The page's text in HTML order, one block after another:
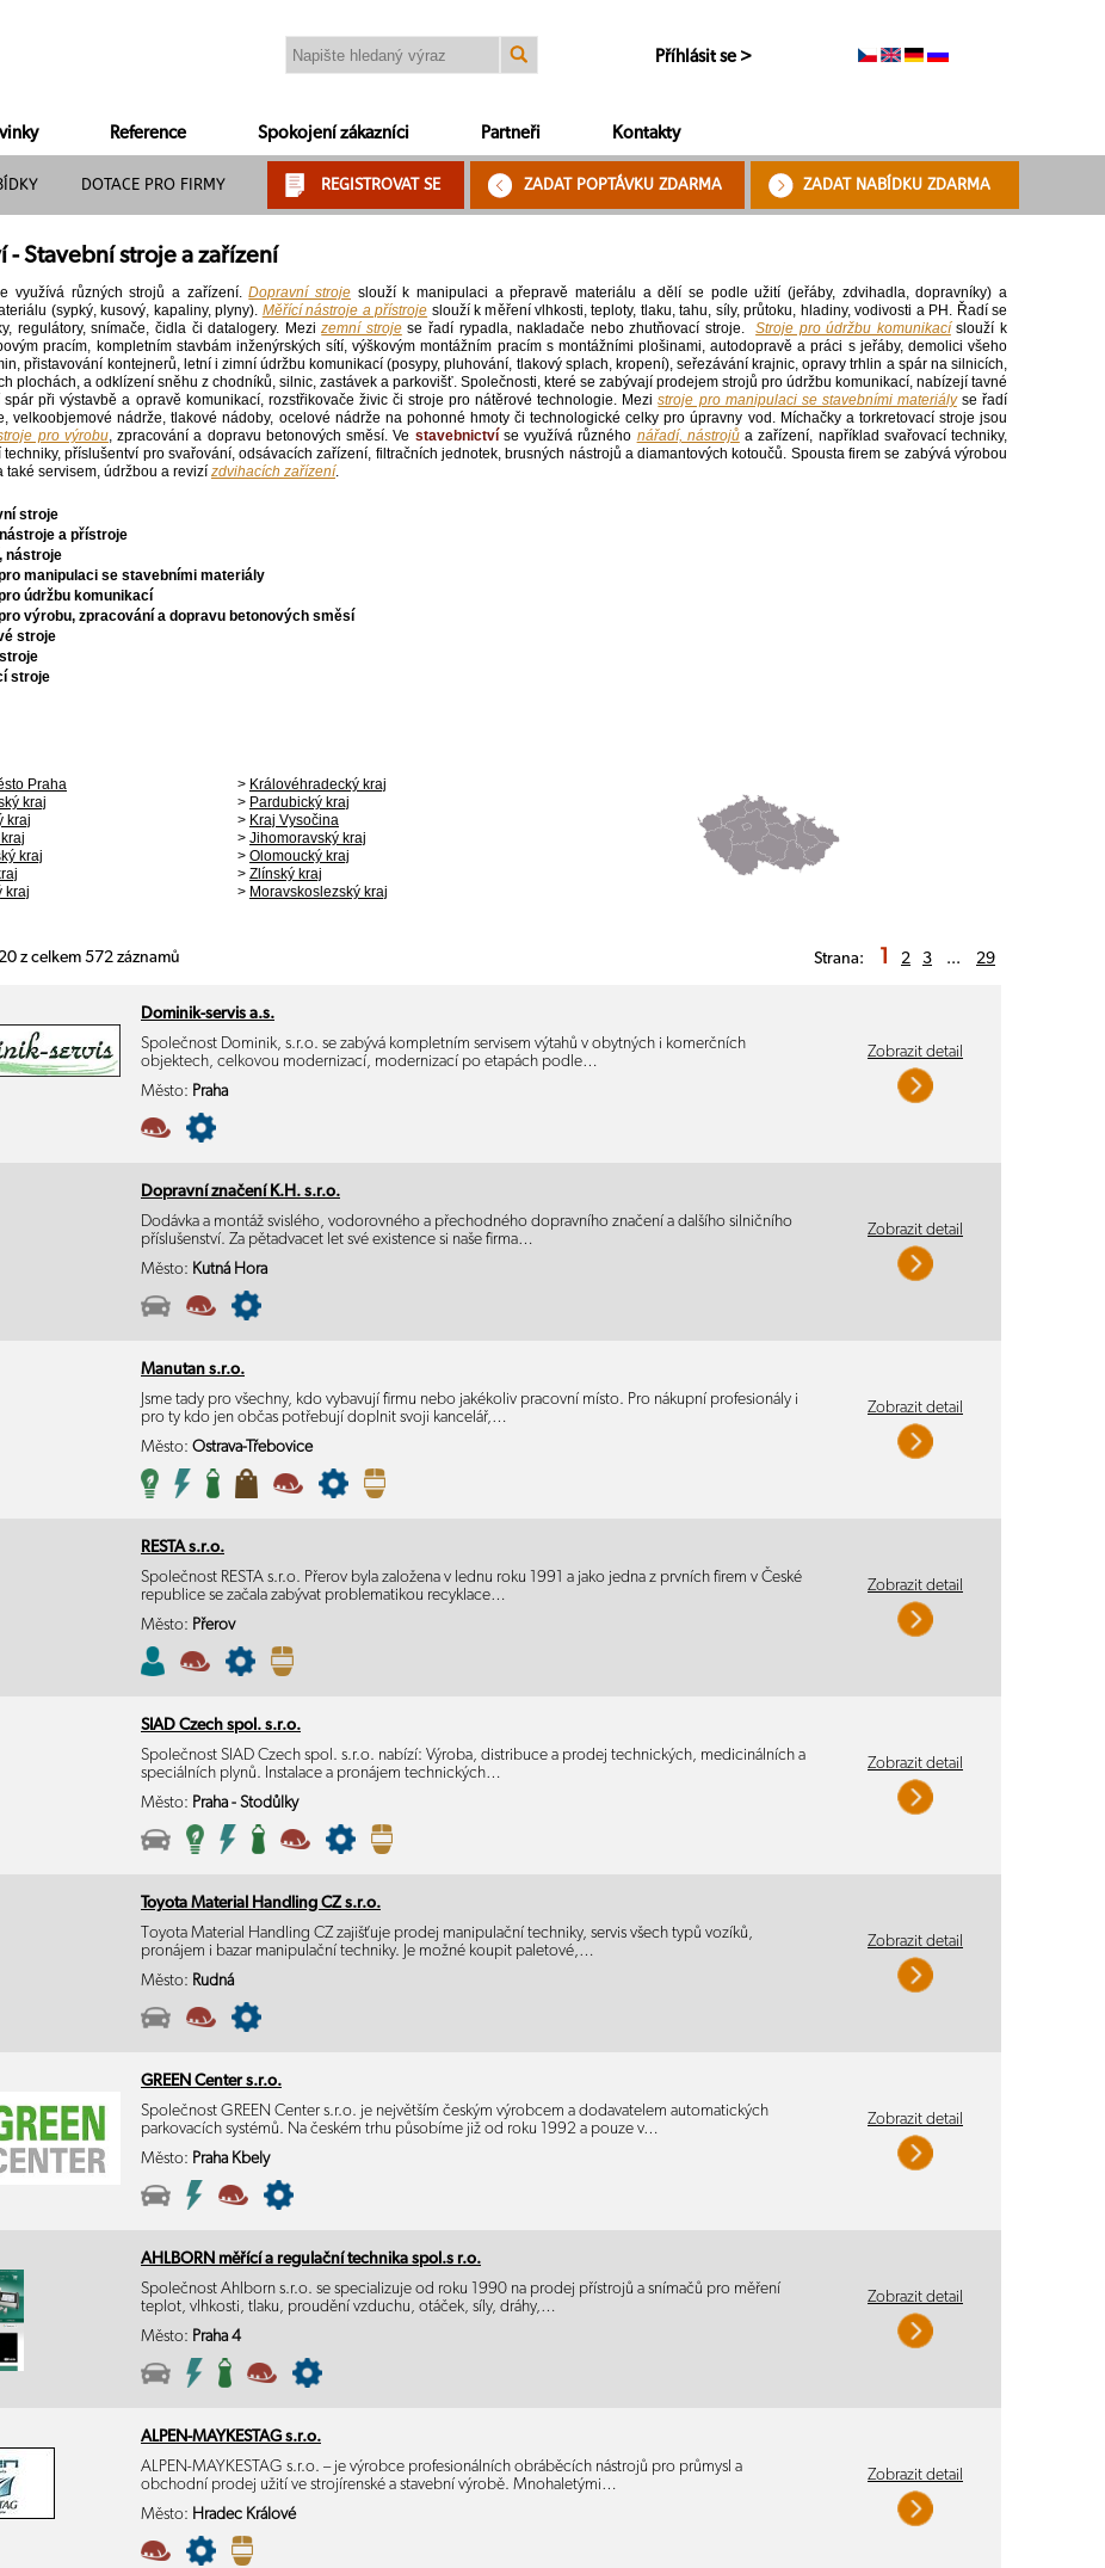
Příhlásit se >
Reference Spokojení zákazníci Partneři Kontakty
DOTACE PRO FIRMY REGISTROVAT SE ZADAT POPTÁVKU ZDARMA ZADAT NABÍDKU ZDARMA
- Stavební stroje a zařízení
využívá různých strojů a zařízení.Dopravní stroje slouží k manipulaci a přepravě materiálu a dělí se podle užití (jeřáby, zdvihadla, dopravníky) a
(sypký, kusový, kapaliny, plyny). Měřící nástroje a přístroje slouží k měření vlhkosti, teploty, tlaku, tahu, síly, průtoku, hladiny, vodivosti a PH. Řadí se
regulátory, snímače, čidla či datalogery. Mezizemní strojese řadí rypadla, nakladače nebo zhutňovací stroje.Stroje pro údržbu komunikacíslouží k
pracím, kompletním stavbám inženýrských sítí, výškovým montážním pracím s montážními plošinami, autodopravě a práci s jeřáby, demolici všeho
přistavování kontejnerů, letní i zimní údržbu komunikací (posypy, pluhování, tlakový splach, kropení), seřezávání krajnic, opravy trhlin a spár na silnicích,
plochách, a odklízení sněhu z chodníků, silnic, zastávek a parkovišť. Společnosti, které se zabývají prodejem strojů pro údržbu komunikací, nabízejí tavné
při výstavbě a opravě komunikací, rozstřikovače živic či stroje pro nátěrové technologie. Mezistroje pro manipulaci se stavebními materiályse řadí
velkoobjemové nádrže, tlakové nádoby, ocelové nádrže na pohonné hmoty či technologické celky pro úpravny vod. Míchačky a torkretovací stroje jsou
pro výrobu, zpracování a dopravu betonových směsí. Ve stavebnictvíse využívá různého nářadí, nástrojůa zařízení, například svařovací techniky,
příslušentví pro svařování, odsávacích zařízení, filtračních jednotek, brusných nástrojů a diamantových kotoučů. Spousta firem se zabývá výrobou
také servisem, údržbou a revizí zdvihacích zařízení.
stroje
a přístroje
nástroje
manipulaci se stavebními materiály
údržbu komunikací
výrobu, zpracování a dopravu betonových směsí
stroje
stroje
Praha
kraj
kraj
kraj
kraj
> Královéhradecký kraj
> Pardubický kraj
> Kraj Vysočina
> Jihomoravský kraj
> Olomoucký kraj
> Zlínský kraj
> Moravskoslezský kraj
z celkem 572 záznamů Strana: 1 2 3 ... 29
Dominik-servis a.s.
Společnost Dominik, s.r.o. se zabývá kompletním servisem výtahů v obytných i komerčních
objektech, celkovou modernizací, modernizací po etapách podle…
Město: Praha
Zobrazit detail
Dopravní značení K.H. s.r.o.
Dodávka a montáž svislého, vodorovného a přechodného dopravního značení a dalšího silničního
příslušenství. Za pětadvacet let své existence si naše firma…
Město: Kutná Hora
Zobrazit detail
Manutan s.r.o.
Jsme tady pro všechny, kdo vybavují firmu nebo jakékoliv pracovní místo. Pro nákupní profesionály i
pro ty kdo jen občas potřebují doplnit svoji kancelář,…
Město: Ostrava-Třebovice
Zobrazit detail
RESTA s.r.o.
Společnost RESTA s.r.o. Přerov byla založena v lednu roku 1991 a jako jedna z prvních firem v České
republice se začala zabývat problematikou recyklace…
Město: Přerov
Zobrazit detail
SIAD Czech spol. s.r.o.
Společnost SIAD Czech spol. s.r.o. nabízí: Výroba, distribuce a prodej technických, medicinálních a
speciálních plynů. Instalace a pronájem technických…
Město: Praha - Stodůlky
Zobrazit detail
Toyota Material Handling CZ s.r.o.
Toyota Material Handling CZ zajišťuje prodej manipulační techniky, servis všech typů vozíků,
pronájem i bazar manipulační techniky. Je možné koupit paletové,…
Město: Rudná
Zobrazit detail
GREEN Center s.r.o.
Společnost GREEN Center s.r.o. je největším českým výrobcem a dodavatelem automatických
parkovacích systémů. Na českém trhu působíme již od roku 1992 a pouze v…
Město: Praha Kbely
Zobrazit detail
AHLBORN měřící a regulační technika spol.s r.o.
Společnost Ahlborn s.r.o. se specializuje od roku 1990 na prodej přístrojů a snímačů pro měření
teplot, vlhkosti, tlaku, proudění vzduchu, otáček, síly, dráhy,…
Město: Praha 4
Zobrazit detail
ALPEN-MAYKESTAG s.r.o.
ALPEN-MAYKESTAG s.r.o. – je výrobce profesionálních obráběcích nástrojů pro průmysl a
obchodní prodej užití ve strojírenské a stavební výrobě. Mnohaletými…
Město: Hradec Králové
Zobrazit detail